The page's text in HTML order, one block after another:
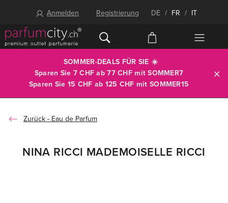
Anmelden Registrierung DE / FR / IT
SOMMER-DEALS FÜR SIE ☀️
Sparen Sie 7 CHF ab 77 CHF mitSOMMER7
Sparen Sie 15 CHF ab 125 CHF mit SOMMER15
Eau de Parfum
NINA RICCI MADEMOISELLE RICCI